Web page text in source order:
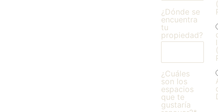
¿Dónde se
encuentra
tu
propiedad?
¿Cuáles
son los
espacios
que te
gustaría